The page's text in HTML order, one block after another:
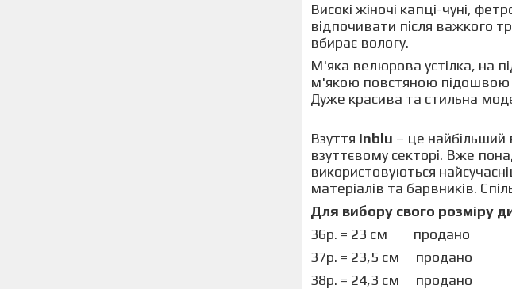
Високі жіночі капці-чуні,
відпочивати після важкого
вбирає вологу.
М'яка велюрова устілка, на
м'якою повстяною підошвою
Дуже красива та стильна
Взуття Inblu – це найбільший
взуттєвому секторі. Вже
використовуються
матеріалів та барвників.
Для вибору свого розміру
36р. = 23 см продано
37р. = 23,5 см продано
38р. = 24,3 см продано